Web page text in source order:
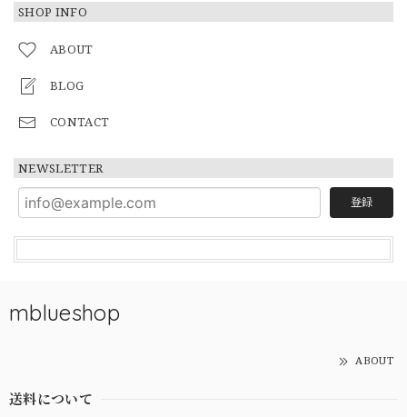
SHOP INFO
ABOUT
BLOG
CONTACT
NEWSLETTER
登録
mblueshop
ABOUT
送料について